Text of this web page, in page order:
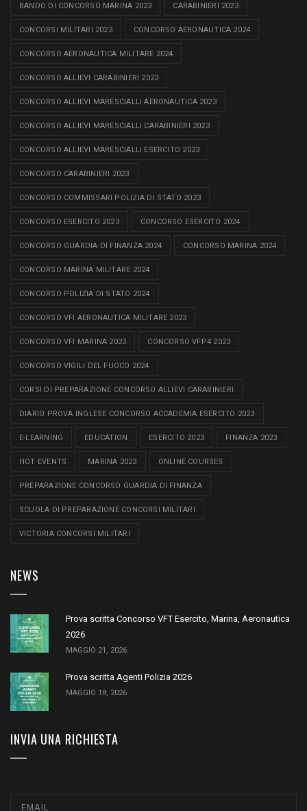
BANDO DI CONCORSO MARINA 2023 CARABINIERI 2023
CONCORSI MILITARI 2023 CONCORSO AERONAUTICA 2024
CONCORSO AERONAUTICA MILITARE 2024
CONCORSO ALLIEVI CARABINIERI 2023
CONCORSO ALLIEVI MARESCIALLI AERONAUTICA 2023
CONCORSO ALLIEVI MARESCIALLI CARABINIERI 2023
CONCORSO ALLIEVI MARESCIALLI ESERCITO 2023
CONCORSO CARABINIERI 2023
CONCORSO COMMISSARI POLIZIA DI STATO 2023
CONCORSO ESERCITO 2023 CONCORSO ESERCITO 2024
CONCORSO GUARDIA DI FINANZA 2024 CONCORSO MARINA 2024
CONCORSO MARINA MILITARE 2024
CONCORSO POLIZIA DI STATO 2024
CONCORSO VFI AERONAUTICA MILITARE 2023
CONCORSO VFI MARINA 2023 CONCORSO VFP4 2023
CONCORSO VIGILI DEL FUOCO 2024
CORSI DI PREPARAZIONE CONCORSO ALLIEVI CARABINIERI
DIARIO PROVA INGLESE CONCORSO ACCADEMIA ESERCITO 2023
E-LEARNING EDUCATION ESERCITO 2023 FINANZA 2023
HOT EVENTS MARINA 2023 ONLINE COURSES
PREPARAZIONE CONCORSO GUARDIA DI FINANZA
SCUOLA DI PREPARAZIONE CONCORSI MILITARI
VICTORIA CONCORSI MILITARI
NEWS
Prova scritta Concorso VFT Esercito, Marina, Aeronautica
2026
MAGGIO 21, 2026
Prova scritta Agenti Polizia 2026
MAGGIO 18, 2026
INVIA UNA RICHIESTA